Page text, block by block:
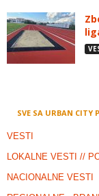
SVE SA URBAN CITY
VESTI
LOKALNE VESTI //
NACIONALNE VESTI